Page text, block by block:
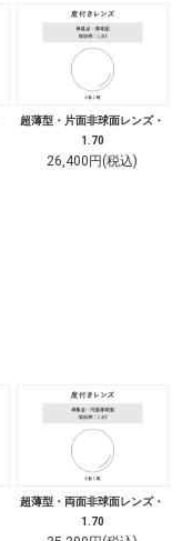
超薄型・片面非球面レンズ・
1.70
26,400円(税込)
超薄型・両面非球面レンズ・
1.70